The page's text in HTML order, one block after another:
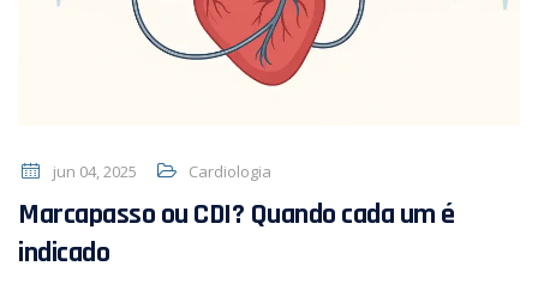
jun 04, 2025 Cardiologia
Marcapasso ou CDI? Quando cada um é
indicado